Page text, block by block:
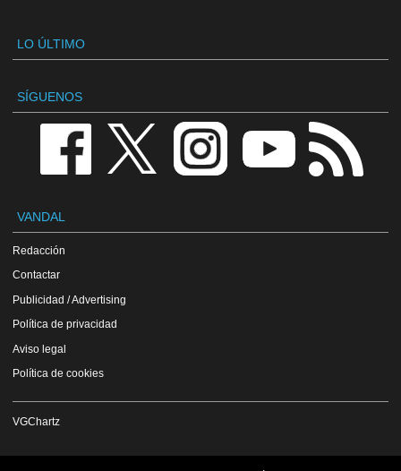
LO ÚLTIMO
SÍGUENOS
VANDAL
Redacción
Contactar
Publicidad / Advertising
Política de privacidad
Aviso legal
Política de cookies
VGChartz